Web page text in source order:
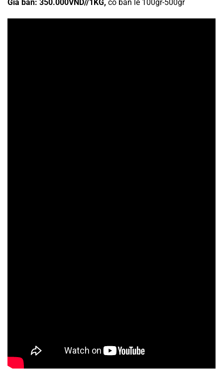
Giá bán: 350.000VND//1KG, có bán lẻ 100gr-500gr